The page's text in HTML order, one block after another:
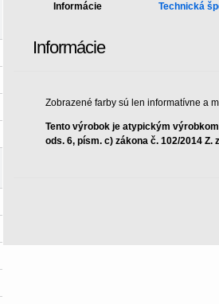
Informácie Technická
Informácie
Zobrazené farby sú len informatívne a
Tento výrobok je atypickým
ods. 6, písm. c) zákona č. 102/2014